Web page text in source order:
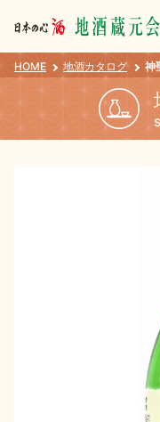
会員登録
HOME 地酒カタログ 神